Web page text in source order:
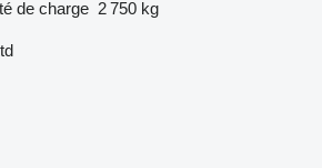
de charge 2 750 kg